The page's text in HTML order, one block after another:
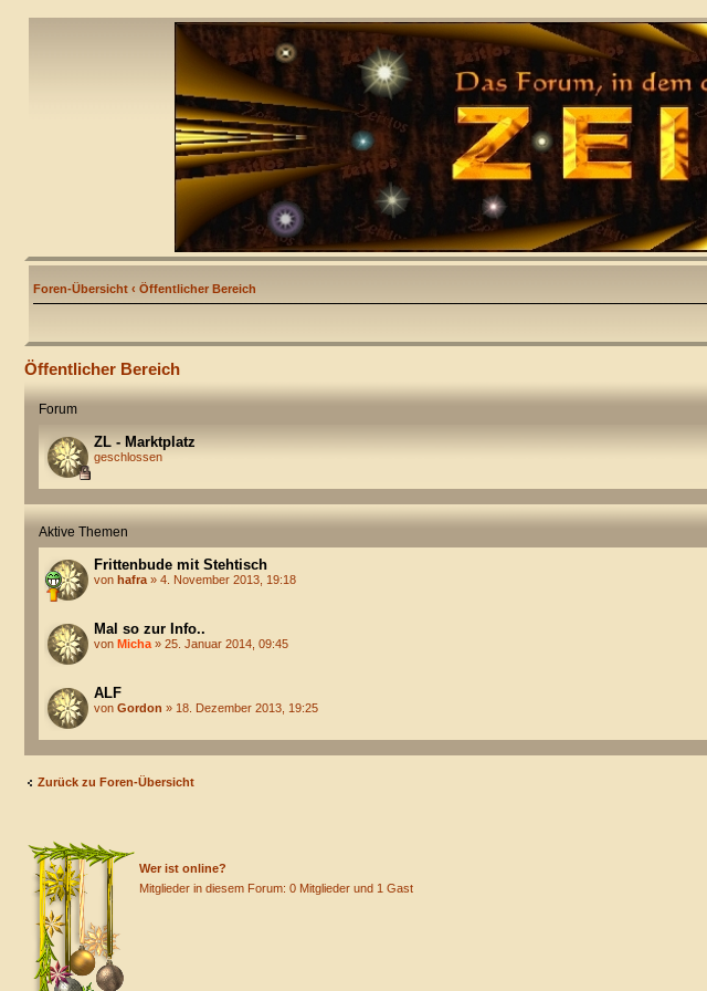
Foren-Übersicht ‹ Öffentlicher Bereich
Öffentlicher Bereich
Forum
ZL - Marktplatz
geschlossen
Aktive Themen
Frittenbude mit Stehtisch
von hafra » 4. November 2013, 19:18
Mal so zur Info..
von Micha » 25. Januar 2014, 09:45
ALF
von Gordon » 18. Dezember 2013, 19:25
Zurück zu Foren-Übersicht
Wer ist online?
Mitglieder in diesem Forum: 0 Mitglieder und 1 Gast